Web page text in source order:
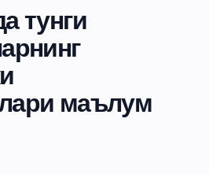
тунги
маълум